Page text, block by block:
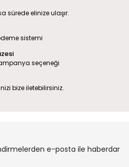
sürede elinize ulaşır.
sistemi
seçeneği
bize iletebilirsiniz.
e-posta ile haberdar